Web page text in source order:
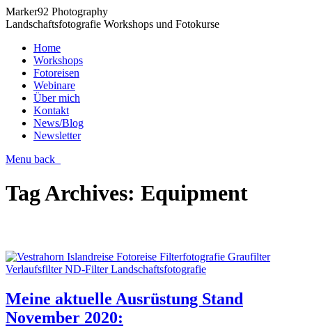
Marker92 Photography
Landschaftsfotografie Workshops und Fotokurse
Home
Workshops
Fotoreisen
Webinare
Über mich
Kontakt
News/Blog
Newsletter
Menu back
Tag Archives: Equipment
Meine aktuelle Ausrüstung Stand
November 2020: